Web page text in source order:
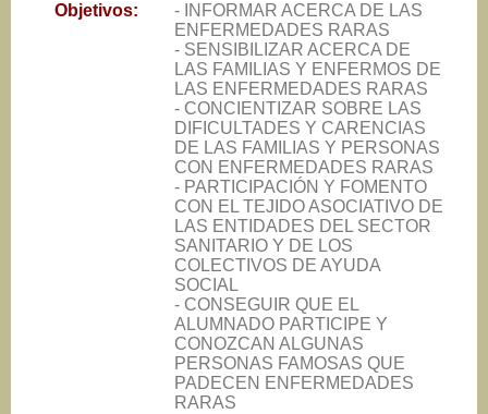
Objetivos:
- INFORMAR ACERCA DE LAS
ENFERMEDADES RARAS
- SENSIBILIZAR ACERCA DE
LAS FAMILIAS Y ENFERMOS DE
LAS ENFERMEDADES RARAS
- CONCIENTIZAR SOBRE LAS
DIFICULTADES Y CARENCIAS
DE LAS FAMILIAS Y PERSONAS
CON ENFERMEDADES RARAS
- PARTICIPACIÓN Y FOMENTO
CON EL TEJIDO ASOCIATIVO DE
LAS ENTIDADES DEL SECTOR
SANITARIO Y DE LOS
COLECTIVOS DE AYUDA
SOCIAL
- CONSEGUIR QUE EL
ALUMNADO PARTICIPE Y
CONOZCAN ALGUNAS
PERSONAS FAMOSAS QUE
PADECEN ENFERMEDADES
RARAS